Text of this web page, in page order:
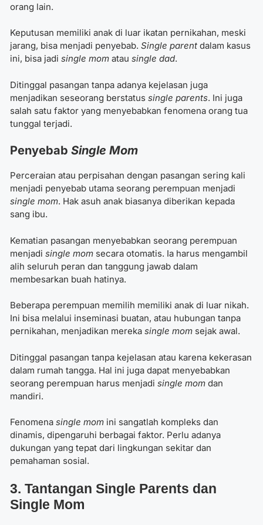
orang lain.
Keputusan memiliki anak di luar ikatan pernikahan, meski
jarang, bisa menjadi penyebab. Single parent dalam kasus
ini, bisa jadi single mom atau single dad.
Ditinggal pasangan tanpa adanya kejelasan juga
menjadikan seseorang berstatus single parents. Ini juga
salah satu faktor yang menyebabkan fenomena orang tua
tunggal terjadi.
Penyebab Single Mom
Perceraian atau perpisahan dengan pasangan sering kali
menjadi penyebab utama seorang perempuan menjadi
single mom. Hak asuh anak biasanya diberikan kepada
sang ibu.
Kematian pasangan menyebabkan seorang perempuan
menjadi single mom secara otomatis. Ia harus mengambil
alih seluruh peran dan tanggung jawab dalam
membesarkan buah hatinya.
Beberapa perempuan memilih memiliki anak di luar nikah.
Ini bisa melalui inseminasi buatan, atau hubungan tanpa
pernikahan, menjadikan mereka single mom sejak awal.
Ditinggal pasangan tanpa kejelasan atau karena kekerasan
dalam rumah tangga. Hal ini juga dapat menyebabkan
seorang perempuan harus menjadi single mom dan
mandiri.
Fenomena single mom ini sangatlah kompleks dan
dinamis, dipengaruhi berbagai faktor. Perlu adanya
dukungan yang tepat dari lingkungan sekitar dan
pemahaman sosial.
3. Tantangan Single Parents dan
Single Mom